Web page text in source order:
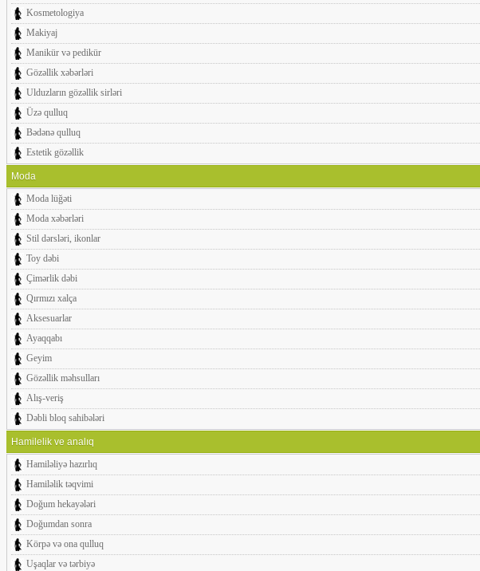
Kosmetologiya
Makiyaj
Manikür və pedikür
Gözəllik xəbərləri
Ulduzların gözəllik sirləri
Üzə qulluq
Bədənə qulluq
Estetik gözəllik
Moda
Moda lüğəti
Moda xəbərləri
Stil dərsləri, ikonlar
Toy dəbi
Çimərlik dəbi
Qırmızı xalça
Aksesuarlar
Ayaqqabı
Geyim
Gözəllik məhsulları
Alış-veriş
Dəbli bloq sahibələri
Hamilelik ve analıq
Hamiləliyə hazırlıq
Hamiləlik təqvimi
Doğum hekayələri
Doğumdan sonra
Körpə və ona qulluq
Uşaqlar və tərbiyə